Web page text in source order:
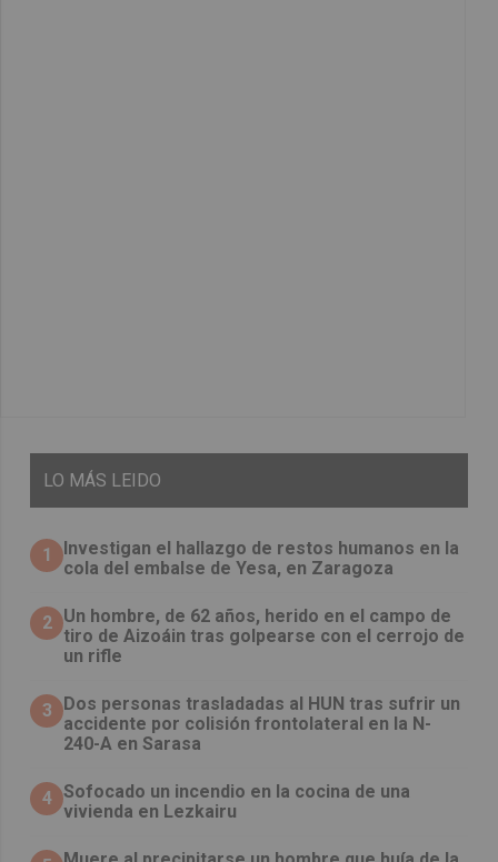
LO MÁS LEIDO
1
Investigan el hallazgo de restos humanos en la
cola del embalse de Yesa, en Zaragoza
2 Un hombre, de 62 años, herido en el campo de
tiro de Aizoáin tras golpearse con el cerrojo de
un rifle
3
​Dos personas trasladadas al HUN tras sufrir un
accidente por colisión frontolateral en la N-
240-A en Sarasa
4 Sofocado un incendio en la cocina de una
vivienda en Lezkairu